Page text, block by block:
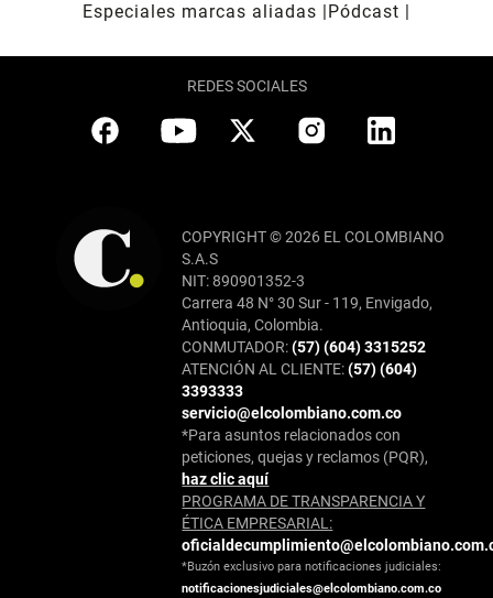
Especiales marcas aliadas
Pódcast
REDES SOCIALES
COPYRIGHT © 2026 EL COLOMBIANO
S.A.S
NIT: 890901352-3
Carrera 48 N° 30 Sur - 119, Envigado,
Antioquia, Colombia.
CONMUTADOR:(57) (604) 3315252
ATENCIÓN AL CLIENTE:(57) (604)
3393333
servicio@elcolombiano.com.co
*Para asuntos relacionados con
peticiones, quejas y reclamos (PQR),
haz clic aquí
PROGRAMA DE TRANSPARENCIA Y
ÉTICA EMPRESARIAL:
*Buzón exclusivo para notificaciones judiciales:
notificacionesjudiciales@elcolombiano.com.co